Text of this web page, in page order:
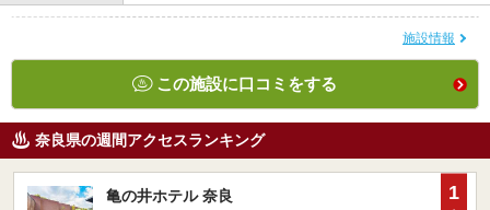
施設情報
この施設に口コミをする
奈良県の週間アクセスランキング
亀の井ホテル 奈良
1